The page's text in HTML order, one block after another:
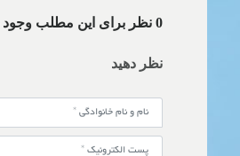
0 نظر برای این مطلب وجود دارد
نظر دهید